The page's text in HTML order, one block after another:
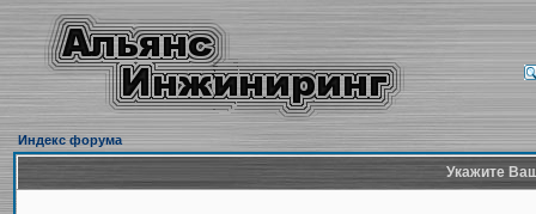
Индекс форума
Укажите